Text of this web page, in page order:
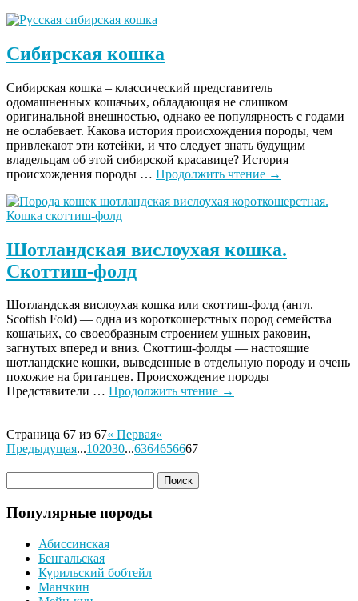
Сибирская кошка
Сибирская кошка – классический представитель
одомашненных кошачьих, обладающая не слишком
оригинальной внешностью, однако ее популярность с годами
не ослабевает. Какова история происхождения породы, чем
привлекают эти котейки, и что следует знать будущим
владельцам об этой сибирской красавице? История
происхождения породы … Продолжить чтение →
Шотландская вислоухая кошка.
Скоттиш-фолд
Шотландская вислоухая кошка или скоттиш-фолд (англ.
Scottish Fold) — одна из короткошерстных пород семейства
кошачьих, со своеобразным строением ушных раковин,
загнутых вперед и вниз. Скоттиш-фолды — настоящие
шотландские кошки, выведенные в отдельную породу и очень
похожие на британцев. Происхождение породы
Представители … Продолжить чтение →
Страница 67 из 67« Первая«
Предыдущая...102030...6364656667
Популярные породы
Абиссинская
Бенгальская
Курильский бобтейл
Манчкин